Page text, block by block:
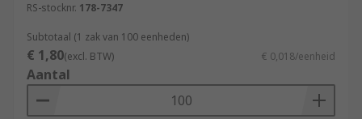
RS-stocknr. 178-7347
Subtotaal (1 zak van 100 eenheden)
€ 1,80(excl. BTW) € 0,018/eenheid
Aantal